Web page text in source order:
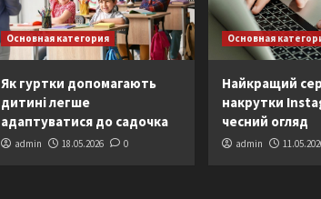
Основная категория
Як гуртки допомагають
дитині легше
адаптуватися до садочка
admin 18.05.2026 0
Основная
Найкращий
накрутки
чесний огляд
admin